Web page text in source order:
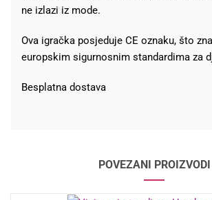
ne izlazi iz mode.
Ova igračka posjeduje CE oznaku, što
europskim sigurnosnim standardima za
Besplatna dostava
POVEZANI PROIZVODI